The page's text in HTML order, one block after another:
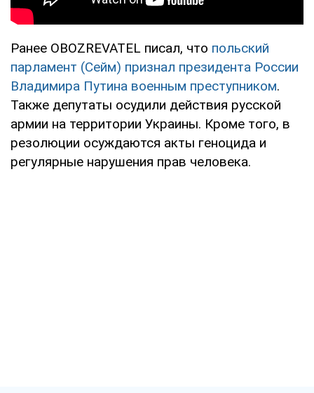
Ранее OBOZREVATEL писал, что польский
парламент (Сейм) признал президента России
Владимира Путина военным преступником.
Также депутаты осудили действия русской
армии на территории Украины. Кроме того, в
резолюции осуждаются акты геноцида и
регулярные нарушения прав человека.